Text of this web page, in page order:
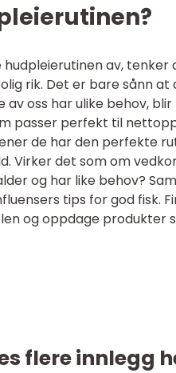
av, tenker
rik. Det er bare sånn
oss har ulike behov,
passer perfekt til
de har den perfekte
Virker det som om
og har like behov?
tips for god fisk.
og oppdage
flere innlegg